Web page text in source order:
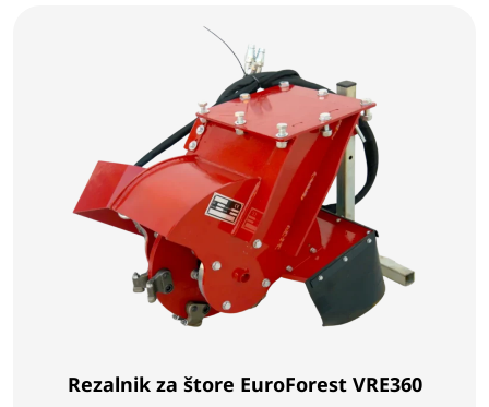
Rezalnik za štore EuroForest VRE360